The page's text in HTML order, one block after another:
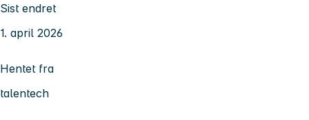
Sist endret
1. april 2026
Hentet fra
talentech